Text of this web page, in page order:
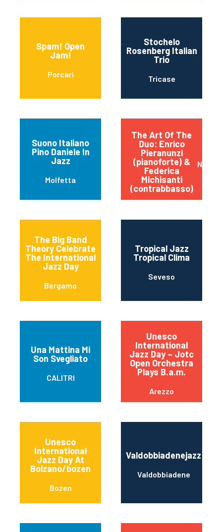
Spam! Open
Jam!
Porcari
Stochelo
Rosenberg Italian
Trio
Tricase
Suono Italiano
Pino Daniele In
Jazz
Molfetta
The Art Of The
Duo: Enrico
Pieranunzi
(pianoforte) &
Federica
Michisanti
(contrabbasso)
Napoli
The Big Band
Theory Celebrate
The International
Jazz Day
Bergamo
Tropical Jazz
Tropical Clima
Seveso
Una Mattina Mi
Son Svegliato
CALITRI
Unesco
International
Jazz Day – Jotc
Open Orchestra
Plays B.a.m.
Arezzo
Unesco
International
Jazz Day At
Bolzano/bozen
Bozen
Valdobbiadenejazz
Valdobbiadene